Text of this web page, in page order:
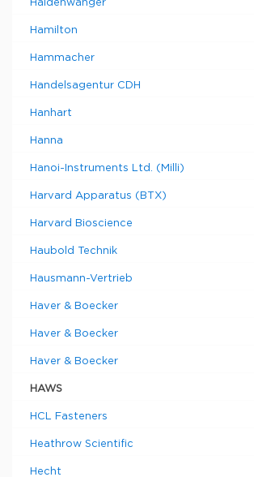
Haldenwanger
Hamilton
Hammacher
Handelsagentur CDH
Hanhart
Hanna
Hanoi-Instruments Ltd. (Milli)
Harvard Apparatus (BTX)
Harvard Bioscience
Haubold Technik
Hausmann-Vertrieb
Haver & Boecker
Haver & Boecker
Haver & Boecker
HAWS
HCL Fasteners
Heathrow Scientific
Hecht